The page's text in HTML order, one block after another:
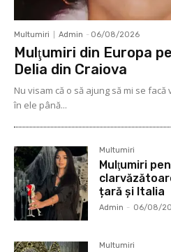
Multumiri Admin - 06/08/2026
Mulţumiri din Europa
Delia din Craiova
Nu visam că o să ajung să mi se
în ele până...
Multumiri
Mulţumiri
țară și Italia
Admin - 06/08/
Multumiri